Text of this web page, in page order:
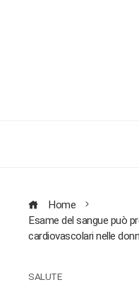
Home
Esame del sangue può
cardiovascolari nelle
SALUTE